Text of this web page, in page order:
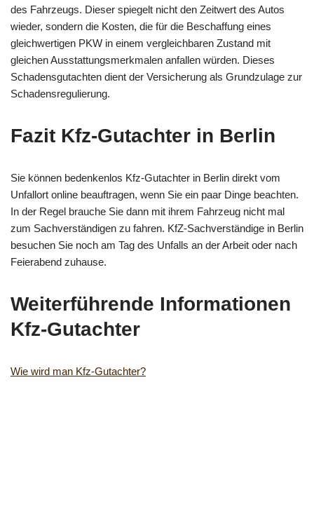
des Fahrzeugs. Dieser spiegelt nicht den Zeitwert des Autos
wieder, sondern die Kosten, die für die Beschaffung eines
gleichwertigen PKW in einem vergleichbaren Zustand mit
gleichen Ausstattungsmerkmalen anfallen würden. Dieses
Schadensgutachten dient der Versicherung als Grundzulage zur
Schadensregulierung.
Fazit Kfz-Gutachter in Berlin
Sie können bedenkenlos Kfz-Gutachter in Berlin direkt vom
Unfallort online beauftragen, wenn Sie ein paar Dinge beachten.
In der Regel brauche Sie dann mit ihrem Fahrzeug nicht mal
zum Sachverständigen zu fahren. KfZ-Sachverständige in Berlin
besuchen Sie noch am Tag des Unfalls an der Arbeit oder nach
Feierabend zuhause.
Weiterführende Informationen
Kfz-Gutachter
Wie wird man Kfz-Gutachter?